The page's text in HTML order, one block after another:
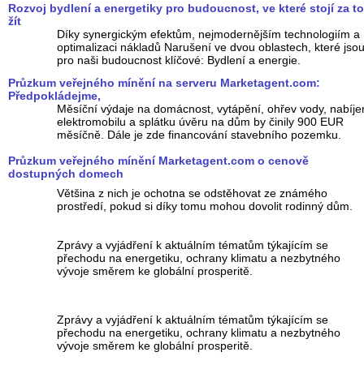
Rozvoj bydlení a energetiky pro budoucnost, ve které stojí za to
žít
Díky synergickým efektům, nejmodernějším technologiím a
optimalizaci nákladů Narušení ve dvou oblastech, které jsou
pro naši budoucnost klíčové: Bydlení a energie.
Průzkum veřejného mínění na serveru Marketagent.com:
Předpokládejme,
Měsíční výdaje na domácnost, vytápění, ohřev vody,
elektromobilu a splátku úvěru na dům by činily 900 EUR
měsíčně. Dále je zde financování stavebního pozemku.
Průzkum veřejného mínění Marketagent.com o cenově
dostupných domech
Většina z nich je ochotna se odstěhovat ze známého
prostředí, pokud si díky tomu mohou dovolit rodinný dům.
Zprávy a vyjádření k aktuálním tématům týkajícím se
přechodu na energetiku, ochrany klimatu a nezbytného
vývoje směrem ke globální prosperitě.
Zprávy a vyjádření k aktuálním tématům týkajícím se
přechodu na energetiku, ochrany klimatu a nezbytného
vývoje směrem ke globální prosperitě.